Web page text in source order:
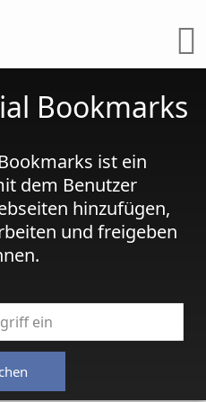
Bookmarks
ist ein
dem Benutzer
hinzufügen,
und freigeben